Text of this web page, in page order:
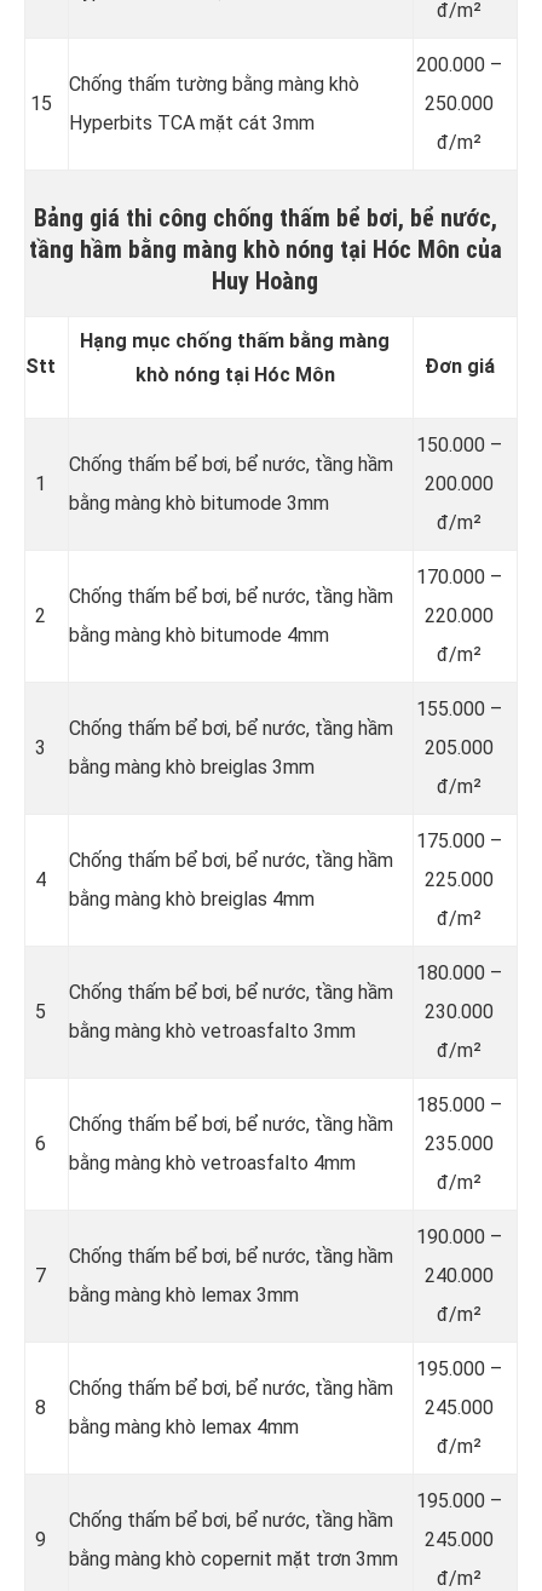
đ/m²
15
Chống thấm tường bằng màng khò
Hyperbits TCA mặt cát 3mm
200.000 –
250.000
đ/m²
Bảng giá thi công chống thấm bể bơi, bể nước,
tầng hầm bằng màng khò nóng tại Hóc Môn của
Huy Hoàng
Stt
Hạng mục chống thấm bằng màng
khò nóng tại Hóc Môn
Đơn giá
1
Chống thấm bể bơi, bể nước, tầng hầm
bằng màng khò bitumode 3mm
150.000 –
200.000
đ/m²
2
Chống thấm bể bơi, bể nước, tầng hầm
bằng màng khò bitumode 4mm
170.000 –
220.000
đ/m²
3
Chống thấm bể bơi, bể nước, tầng hầm
bằng màng khò breiglas 3mm
155.000 –
205.000
đ/m²
4
Chống thấm bể bơi, bể nước, tầng hầm
bằng màng khò breiglas 4mm
175.000 –
225.000
đ/m²
5
Chống thấm bể bơi, bể nước, tầng hầm
bằng màng khò vetroasfalto 3mm
180.000 –
230.000
đ/m²
6
Chống thấm bể bơi, bể nước, tầng hầm
bằng màng khò vetroasfalto 4mm
185.000 –
235.000
đ/m²
7
Chống thấm bể bơi, bể nước, tầng hầm
bằng màng khò lemax 3mm
190.000 –
240.000
đ/m²
8
Chống thấm bể bơi, bể nước, tầng hầm
bằng màng khò lemax 4mm
195.000 –
245.000
đ/m²
9
Chống thấm bể bơi, bể nước, tầng hầm
bằng màng khò copernit mặt trơn 3mm
195.000 –
245.000
đ/m²